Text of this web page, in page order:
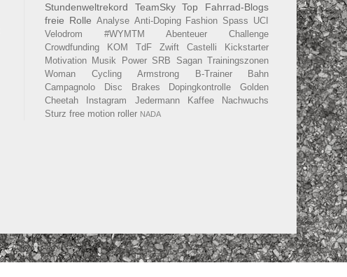
Stundenweltrekord
TeamSky
Top Fahrrad-Blogs
freie Rolle Analyse Anti-Doping Fashion Spass
UCI
Velodrom
#WYMTM Abenteuer
Challenge
Crowdfunding
KOM TdF Zwift Castelli
Kickstarter
Motivation
Musik Power SRB Sagan Trainingszonen
Woman Cycling
Armstrong B-Trainer
Bahn
Campagnolo
Disc Brakes Dopingkontrolle
Golden
Cheetah
Instagram Jedermann Kaffee
Nachwuchs
Sturz free motion roller NADA